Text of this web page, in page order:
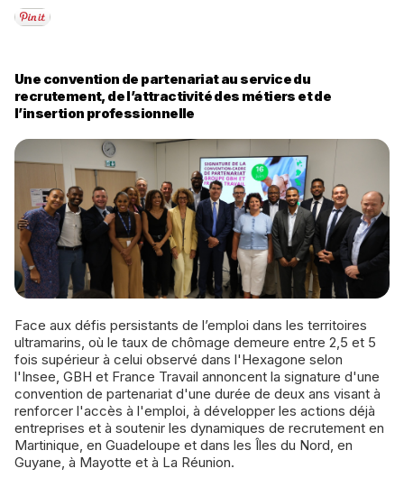
Une convention de partenariat au service du
recrutement, de l’attractivité des métiers et de
l’insertion professionnelle
Face aux défis persistants de l’emploi dans les territoires
ultramarins, où le taux de chômage demeure entre 2,5 et 5
fois supérieur à celui observé dans l'Hexagone selon
l'Insee, GBH et France Travail annoncent la signature d'une
convention de partenariat d'une durée de deux ans visant à
renforcer l'accès à l'emploi, à développer les actions déjà
entreprises et à soutenir les dynamiques de recrutement en
Martinique, en Guadeloupe et dans les Îles du Nord, en
Guyane, à Mayotte et à La Réunion.